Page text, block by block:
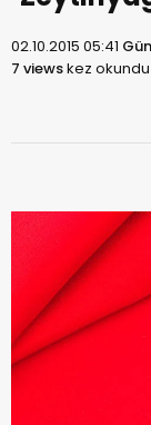
02.10.2015 05:41
7 viewskez okundu